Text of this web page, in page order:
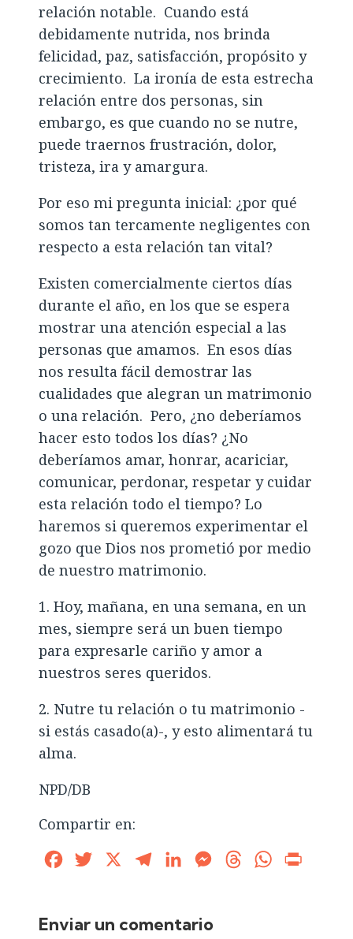
relación notable. Cuando está
debidamente nutrida, nos brinda
felicidad, paz, satisfacción, propósito y
crecimiento. La ironía de esta estrecha
relación entre dos personas, sin
embargo, es que cuando no se nutre,
puede traernos frustración, dolor,
tristeza, ira y amargura.
Por eso mi pregunta inicial: ¿por qué
somos tan tercamente negligentes con
respecto a esta relación tan vital?
Existen comercialmente ciertos días
durante el año, en los que se espera
mostrar una atención especial a las
personas que amamos. En esos días
nos resulta fácil demostrar las
cualidades que alegran un matrimonio
o una relación. Pero, ¿no deberíamos
hacer esto todos los días? ¿No
deberíamos amar, honrar, acariciar,
comunicar, perdonar, respetar y cuidar
esta relación todo el tiempo? Lo
haremos si queremos experimentar el
gozo que Dios nos prometió por medio
de nuestro matrimonio.
1. Hoy, mañana, en una semana, en un
mes, siempre será un buen tiempo
para expresarle cariño y amor a
nuestros seres queridos.
2. Nutre tu relación o tu matrimonio -
si estás casado(a)-, y esto alimentará tu
alma.
NPD/DB
Compartir en:
FacebookTwitter TelegramLinkedInMessengerThreadsWhatsApp
Enviar un comentario